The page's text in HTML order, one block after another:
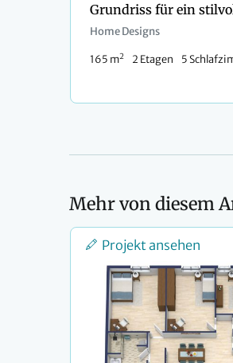
Home Designs
165 m2 2 Etagen 5
Mehr von diesem
Projekt ansehen